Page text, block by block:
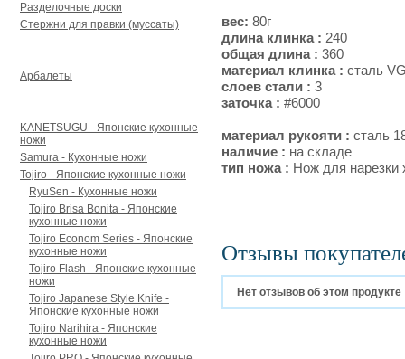
Разделочные доски
Стержни для правки (муссаты)
Арбалеты
KANETSUGU - Японские кухонные
ножи
Samura - Кухонные ножи
Tojiro - Японские кухонные ножи
RyuSen - Кухонные ножи
Tojiro Brisa Bonita - Японские
кухонные ножи
Tojiro Econom Series - Японские
кухонные ножи
Tojiro Flash - Японские кухонные
ножи
Tojiro Japanese Style Knife -
Японские кухонные ножи
Tojiro Narihira - Японские
кухонные ножи
вес: 80г
длина клинка : 240
общая длина : 360
материал клинка : сталь
слоев стали : 3
заточка : #6000
материал рукояти : сталь
наличие : на складе
тип ножа : Нож для нарезки
Отзывы
Нет отзывов об этом продукте